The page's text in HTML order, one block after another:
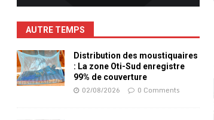
AUTRE TEMPS
Distribution des moustiquaires
: La zone Oti-Sud enregistre
99% de couverture
02/08/2026 0 Comments